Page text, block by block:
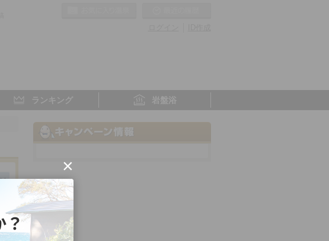
ランキング 岩盤浴
×